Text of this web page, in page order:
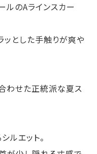
ルのAラインスカー
ッとした手触りが爽や
わせた正統派な夏ス
ルエット。